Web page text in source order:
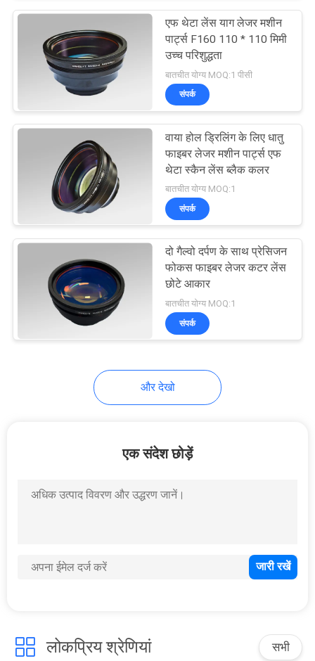
एफ थेटा लेंस याग लेजर मशीन
पार्ट्स F160 110 * 110 मिमी
उच्च परिशुद्धता
बातचीत योग्य MOQ:1 पीसी
संपर्क
वाया होल ड्रिलिंग के लिए धातु
फाइबर लेजर मशीन पार्ट्स एफ
थेटा स्कैन लेंस ब्लैक कलर
बातचीत योग्य MOQ:1
संपर्क
दो गैल्वो दर्पण के साथ प्रेसिजन
फोकस फाइबर लेजर कटर लेंस
छोटे आकार
बातचीत योग्य MOQ:1
संपर्क
और देखो
एक संदेश छोड़ें
लोकप्रिय श्रेणियां सभी